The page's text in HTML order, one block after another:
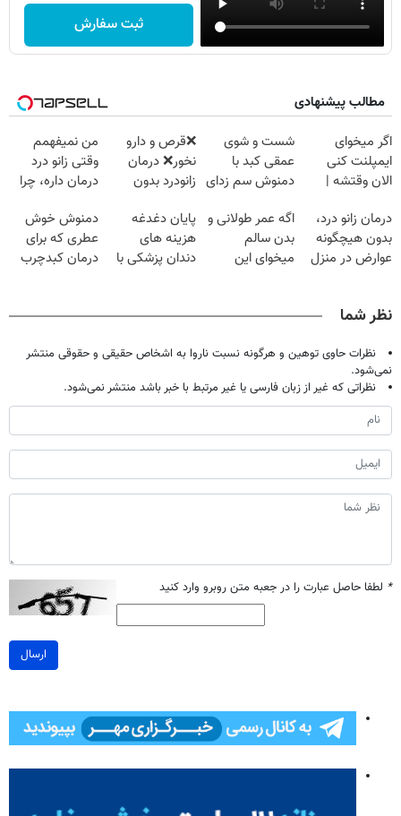
ثبت سفارش
مطالب پیشنهادی
اگر میخوای
ایمپلنت کنی
الان وقتشه |
میلیون تومان!!!
شست و شوی
عمقی کبد با
دمنوش سم زدای
❌قرص‌ و دارو
نخور❌ درمان
زانودرد بدون
من نمیفهمم
وقتی زانو درد
درمان داره، چرا
تحمل میکنی؟❗
درمان زانو درد،
بدون هیچگونه
عوارض در منزل
اگه عمر طولانی و
بدن سالم
میخوای این
پایان دغدغه
هزینه های
دندان پزشکی با
دمنوش خوش
عطری که برای
درمان کبدچرب
نظر شما
نظرات حاوی توهین و هرگونه نسبت ناروا به اشخاص حقیقی و حقوقی منتشر
نمی‌شود.
نظراتی که غیر از زبان فارسی یا غیر مرتبط با خبر باشد منتشر نمی‌شود.
* لطفا حاصل عبارت را در جعبه متن روبرو وارد کنید
ارسال